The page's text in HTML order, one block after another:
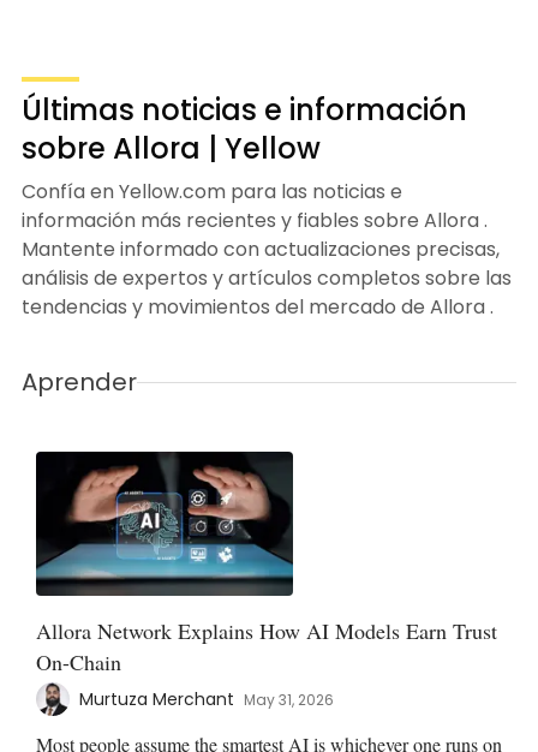
Últimas noticias e información
sobre Allora | Yellow
Confía en Yellow.com para las noticias e
información más recientes y fiables sobre Allora .
Mantente informado con actualizaciones precisas,
análisis de expertos y artículos completos sobre las
tendencias y movimientos del mercado de Allora .
Aprender
Allora Network Explains How AI Models Earn Trust
On-Chain
Murtuza Merchant May 31, 2026
Most people assume the smartest AI is whichever one runs on